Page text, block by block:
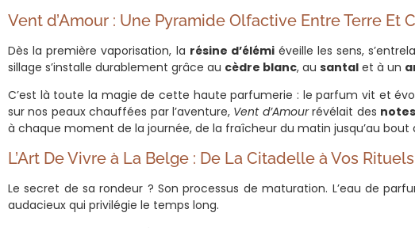
Vent d’Amour : Une Pyramide Olfactive Entre Terre Et
Dès la première vaporisation, la résine d’élémiéveille les sens,
sillage s’installe durablement grâce au cèdre blanc, au santal et à un
C’est là toute la magie de cette haute parfumerie : le parfum vit et
sur nos peaux chauffées par l’aventure, Vent d’Amourrévélait des
à chaque moment de la journée, de la fraîcheur du matin jusqu’au bout
L’Art De Vivre à La Belge : De La Citadelle à Vos Rituels
Le secret de sa rondeur ? Son processus de maturation. L’eau de
audacieux qui privilégie le temps long.